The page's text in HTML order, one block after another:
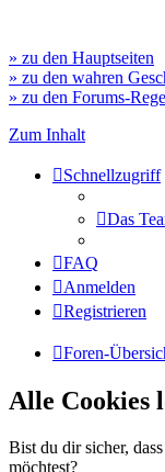
» zu den Hauptseiten
» zu den wahren
» zu den Forums-
Zum Inhalt
Schnellzugriff
Das
FAQ
Anmelden
Registrieren
Foren-
Alle Cookies
Bist du dir sicher,
möchtest?